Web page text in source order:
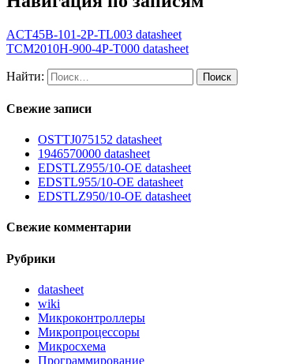
ACT45B-101-2P-TL003 datasheet
TCM2010H-900-4P-T000 datasheet
Найти:
Свежие записи
OSTTJ075152 datasheet
1946570000 datasheet
EDSTLZ955/10-OE datasheet
EDSTL955/10-OE datasheet
EDSTLZ950/10-OE datasheet
Свежие комментарии
Рубрики
datasheet
wiki
Микроконтроллеры
Микропроцессоры
Микросхема
Программирование